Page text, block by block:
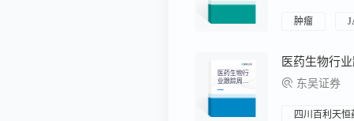
肿瘤
医药生物行
业跟踪周
报：2025创
新药医保谈
东吴证券
四川百利天